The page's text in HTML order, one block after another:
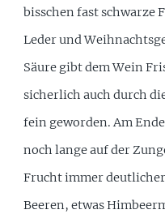
bisschen fast schwarze
Leder und
Säure gibt dem Wein
sicherlich auch durch
fein geworden. Am
noch lange auf der
Frucht immer
Beeren, etwas